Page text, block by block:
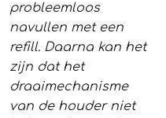
probleemloos
navullen met een
refill. Daarna kan het
zijn dat het
draaimechanisme
van de houder niet